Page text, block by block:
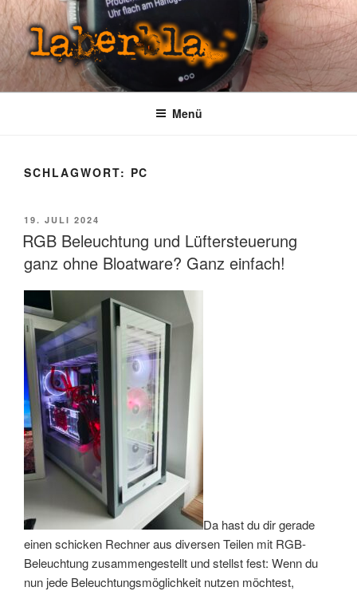
Zum
Inhalt
springen
LABERBLA
laber mal
Menü
SCHLAGWORT: PC
VERÖFFENTLICHT
AM
19. JULI 2024
RGB Beleuchtung und Lüftersteuerung
ganz ohne Bloatware? Ganz einfach!
Da hast du dir gerade
einen schicken Rechner aus diversen Teilen mit RGB-
Beleuchtung zusammengestellt und stellst fest: Wenn du
nun jede Beleuchtungsmöglichkeit nutzen möchtest,